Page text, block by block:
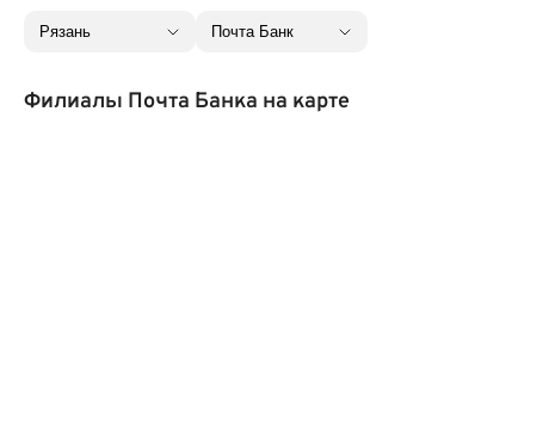
Филиалы Почта Банка на карте